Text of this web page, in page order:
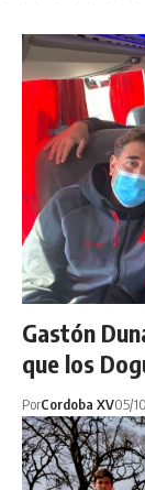
Gastón
que los
PorCordoba XV05/